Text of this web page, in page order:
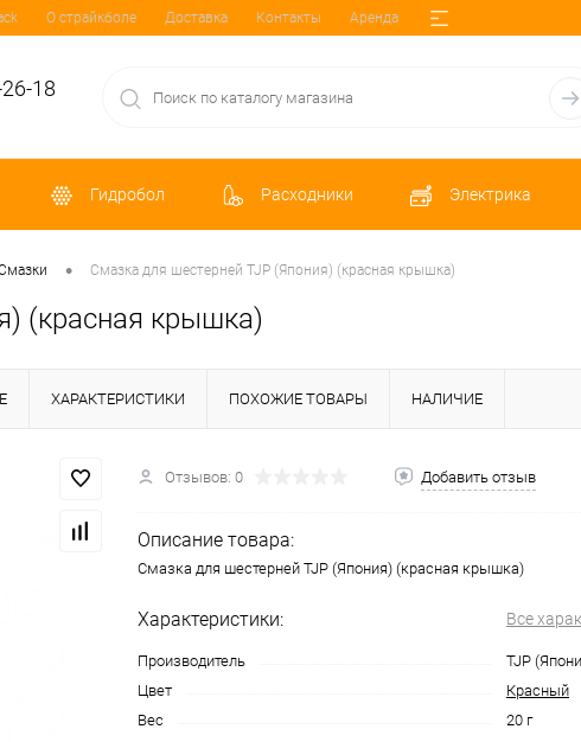
О страйкболе Доставка Контакты Аренда
18
Гидробол Расходники Электрика
• Смазка для шестерней TJP (Япония) (красная крышка)
(красная крышка)
ХАРАКТЕРИСТИКИ ПОХОЖИЕ ТОВАРЫ НАЛИЧИЕ
Отзывов: 0 Добавить отзыв
Описание товара:
Смазка для шестерней TJP (Япония) (красная крышка)
Характеристики: Все
Производитель
TJP
Цвет
Красный
Вес
20 г